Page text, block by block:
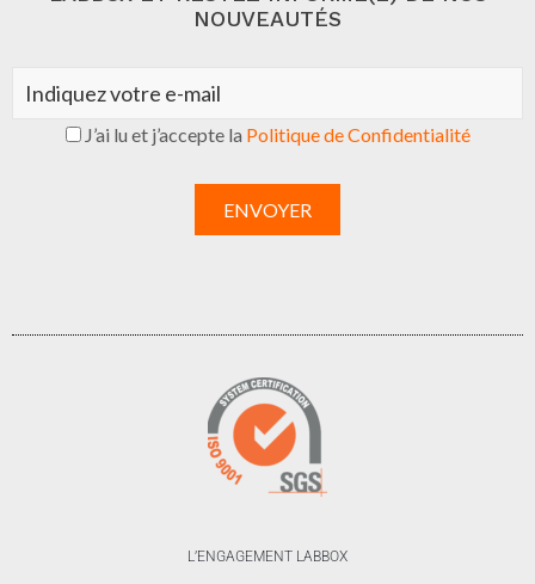
NOUVEAUTÉS
J’ai lu et j’accepte la Politique de Confidentialité
L’ENGAGEMENT LABBOX